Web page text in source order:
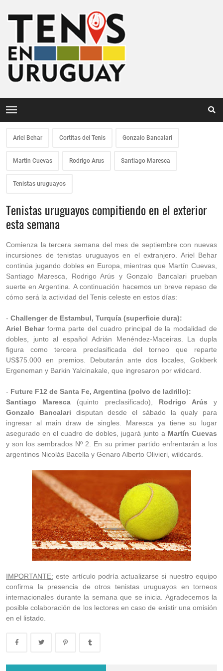
Ariel Behar Cortitas del Tenis Gonzalo Bancalari
Martin Cuevas Rodrigo Arus Santiago Maresca
Tenistas uruguayos
Tenistas uruguayos compitiendo en el exterior
esta semana
Comienza la tercera semana del mes de septiembre con nuevas
incursiones de tenistas uruguayos en el extranjero. Ariel Behar
continúa jugando dobles en Europa, mientras que Martín Cuevas,
Santiago Maresca, Rodrigo Arús y Gonzalo Bancalari prueban
suerte en Argentina.A continuación hacemos un breve repaso de
cómo será la actividad del Tenis celeste en estos días:
- Challenger de Estambul, Turquía (superficie dura):
Ariel Beharforma parte del cuadro principal de la modalidad de
dobles, junto al español Adrián Menéndez-Maceiras. La dupla
figura como tercera preclasificada del torneo que reparte
US$75.000 en premios. Debutarán ante dos locales, Gokberk
Ergeneman y Barkin Yalcinakale, que ingresaron por wildcard.
- Future F12 de Santa Fe, Argentina (polvo de ladrillo):
Santiago Maresca (quinto preclasificado), Rodrigo Arús y
Gonzalo Bancalari disputan desde el sábado la qualy para
ingresar al main draw de singles. Maresca ya tiene su lugar
asegurado en el cuadro de dobles, jugará junto a Martín Cuevas
y son los sembrados Nº 2. En su primer partido enfrentarán a los
argentinos Nicolás Bacella y Genaro Alberto Olivieri, wildcards.
IMPORTANTE: este artículo podría actualizarse si nuestro equipo
confirma la presencia de otros tenistas uruguayos en torneos
internacionales durante la semana que se inicia. Agradecemos la
posible colaboración de los lectores en caso de existir una omisión
en el listado.